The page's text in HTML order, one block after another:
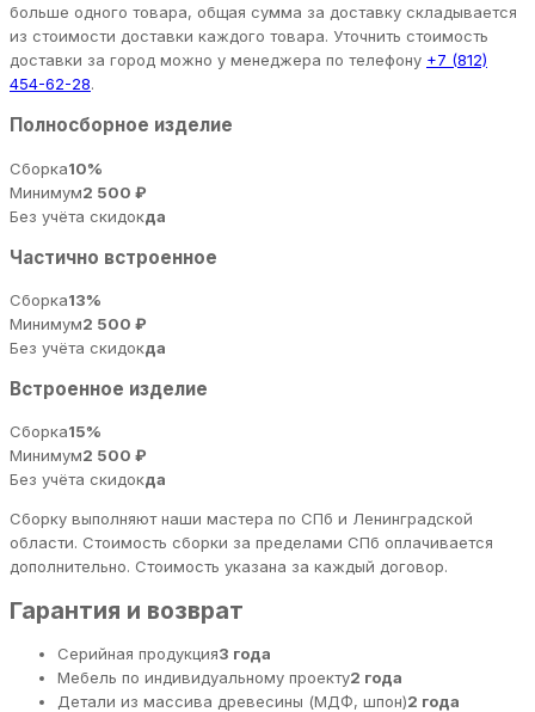
больше одного товара, общая сумма за доставку складывается
из стоимости доставки каждого товара. Уточнить стоимость
доставки за город можно у менеджера по телефону +7 (812)
454-62-28.
Полносборное изделие
Сборка10%
Минимум2 500 ₽
Без учёта скидокда
Частично встроенное
Сборка13%
Минимум2 500 ₽
Без учёта скидокда
Встроенное изделие
Сборка15%
Минимум2 500 ₽
Без учёта скидокда
Сборку выполняют наши мастера по СПб и Ленинградской
области. Стоимость сборки за пределами СПб оплачивается
дополнительно. Стоимость указана за каждый договор.
Гарантия и возврат
Серийная продукция3 года
Мебель по индивидуальному проекту2 года
Детали из массива древесины (МДФ, шпон)2 года